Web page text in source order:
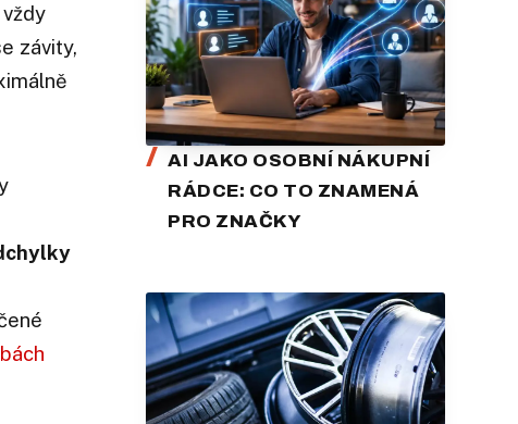
závity,
AI JAKO OSOBNÍ NÁKUPNÍ
RÁDCE: CO TO ZNAMENÁ
PRO ZNAČKY